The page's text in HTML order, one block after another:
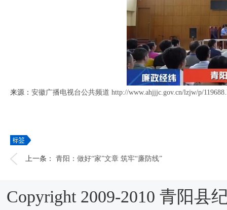
来源： 安徽广播电视台公共频道 http://www.ahjjjc.gov.cn/lzjw/p/
上一条： 青阳：做好“家”文章 筑牢“廉防线”
Copyright 2009-2010 青阳县